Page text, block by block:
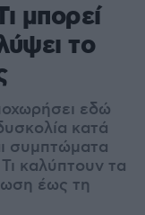
μπορεί
το
εδώ
κατά
συμπτώματα
καλύπτουν τα
έως τη